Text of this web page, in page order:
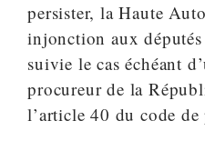
persister, la Haute
injonction aux députés
suivie le cas échéant
procureur de la
l’article 40 du code de